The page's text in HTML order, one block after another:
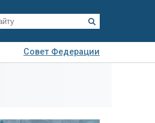
Совет Федерации